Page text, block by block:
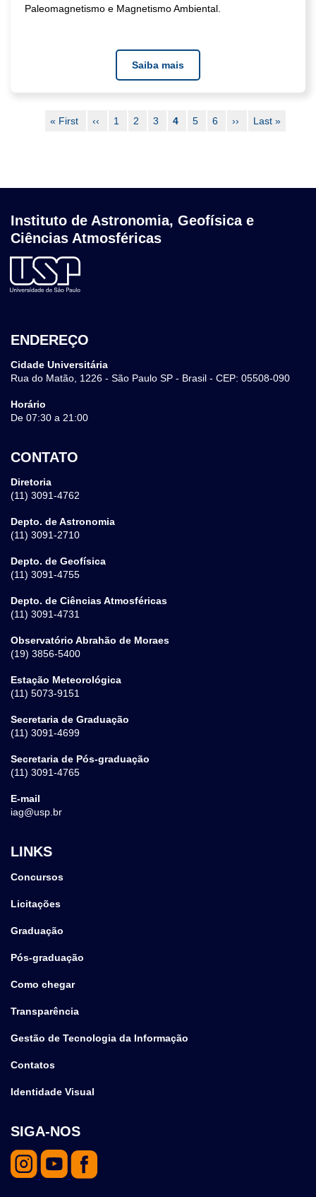
Paleomagnetismo e Magnetismo Ambiental.
Saiba mais
PaginaçãoPrimeira
« First
Página
‹‹ Page
1 Page
2 Page
3
Página
4 Page
5 Page
6
Próxima
››
Última
Last »
Instituto de Astronomia, Geofísica e
Ciências Atmosféricas
ENDEREÇO
Cidade Universitária
Rua do Matão, 1226 - São Paulo SP - Brasil - CEP: 05508-090
Horário
De 07:30 a 21:00
CONTATO
Diretoria
(11) 3091-4762
Depto. de Astronomia
(11) 3091-2710
Depto. de Geofísica
(11) 3091-4755
Depto. de Ciências Atmosféricas
(11) 3091-4731
Observatório Abrahão de Moraes
(19) 3856-5400
Estação Meteorológica
(11) 5073-9151
Secretaria de Graduação
(11) 3091-4699
Secretaria de Pós-graduação
(11) 3091-4765
E-mail
iag@usp.br
LINKS
Concursos
Licitações
Graduação
Pós-graduação
Como chegar
Transparência
Gestão de Tecnologia da Informação
Contatos
Identidade Visual
SIGA-NOS